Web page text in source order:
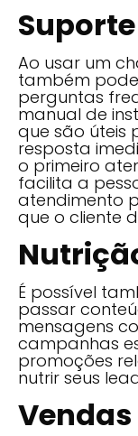
Ao usar um
também
perguntas
manual de
que são úteis
resposta
o primeiro
facilita a
atendimento
que o cliente
É possível
passar
mensagens
campanhas
promoções
nutrir seus
Vendas